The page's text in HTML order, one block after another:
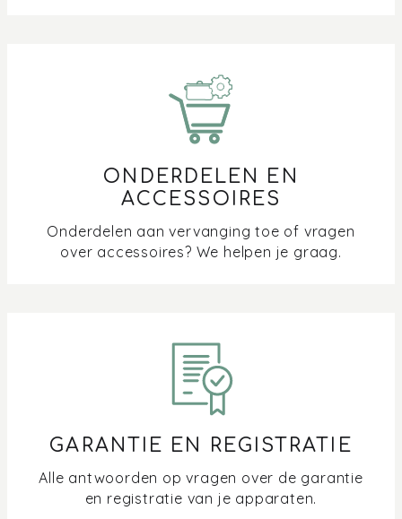
ONDERDELEN EN
ACCESSOIRES
Onderdelen aan vervanging toe of vragen
over accessoires? We helpen je graag.
GARANTIE EN REGISTRATIE
Alle antwoorden op vragen over de garantie
en registratie van je apparaten.